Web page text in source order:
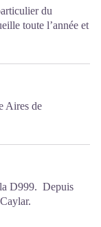
du
toute l’année et
sur le
17h30
14h00-17h30
Aires de
D999. Depuis